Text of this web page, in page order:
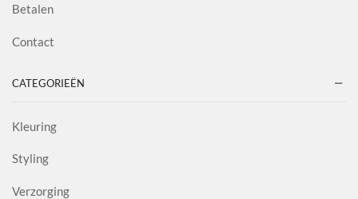
Betalen
Contact
CATEGORIEËN
Kleuring
Styling
Verzorging